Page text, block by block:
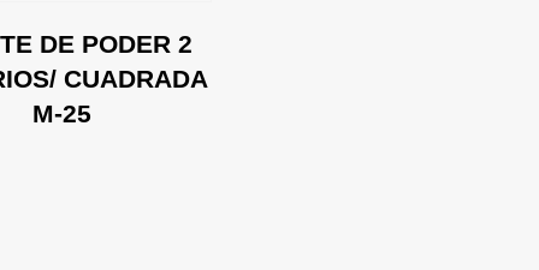
DE PODER 2
CUADRADA
M-25